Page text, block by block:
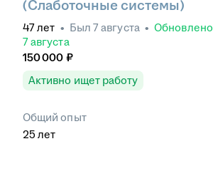
(Слаботочные системы)
47лет • Был 7 августа • Обновлено
7 августа
150 000 ₽
Активно ищет работу
Общий опыт
25 лет